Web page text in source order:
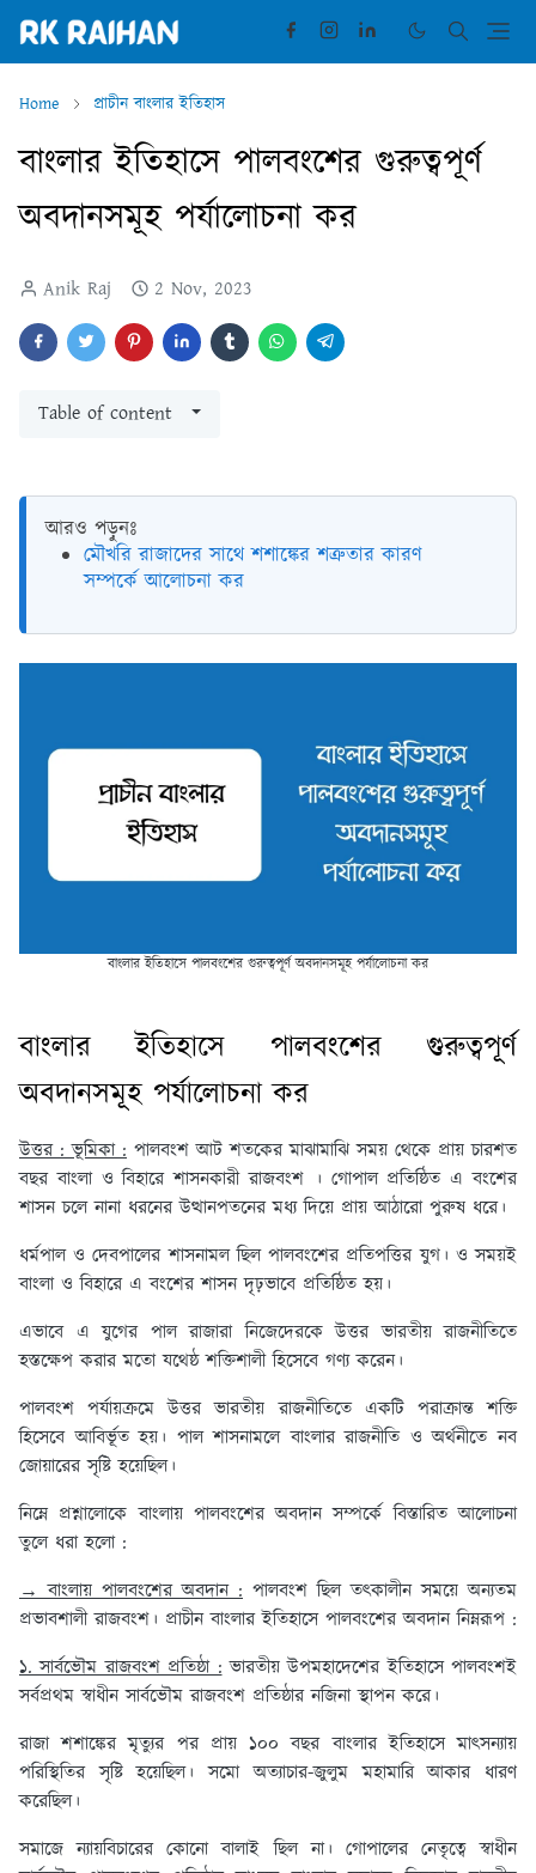
Home প্রাচীন বাংলার ইতিহাস
বাংলার ইতিহাসে পালবংশের গুরুত্বপূর্ণ
অবদানসমূহ পর্যালোচনা কর
Anik Raj 2 Nov, 2023
Table of content
আরও পড়ুনঃ
মৌখরি রাজাদের সাথে শশাঙ্কের শত্রুতার কারণ
সম্পর্কে আলোচনা কর
বাংলার ইতিহাসে পালবংশের গুরুত্বপূর্ণ অবদানসমূহ পর্যালোচনা কর
বাংলার ইতিহাসে পালবংশের গুরুত্বপূর্ণ
অবদানসমূহ পর্যালোচনা কর
উত্তর : ভূমিকা : পালবংশ আট শতকের মাঝামাঝি সময় থেকে প্রায় চারশত
বছর বাংলা ও বিহারে শাসনকারী রাজবংশ । গোপাল প্রতিষ্ঠিত এ বংশের
শাসন চলে নানা ধরনের উত্থানপতনের মধ্য দিয়ে প্রায় আঠারো পুরুষ ধরে।
ধর্মপাল ও দেবপালের শাসনামল ছিল পালবংশের প্রতিপত্তির যুগ। ও সময়ই
বাংলা ও বিহারে এ বংশের শাসন দৃঢ়ভাবে প্রতিষ্ঠিত হয়।
এভাবে এ যুগের পাল রাজারা নিজেদেরকে উত্তর ভারতীয় রাজনীতিতে
হস্তক্ষেপ করার মতো যথেষ্ঠ শক্তিশালী হিসেবে গণ্য করেন।
পালবংশ পর্যায়ক্রমে উত্তর ভারতীয় রাজনীতিতে একটি পরাক্রান্ত শক্তি
হিসেবে আবির্ভূত হয়। পাল শাসনামলে বাংলার রাজনীতি ও অর্থনীতে নব
জোয়ারের সৃষ্টি হয়েছিল।
নিম্নে প্রশ্নালোকে বাংলায় পালবংশের অবদান সম্পর্কে বিস্তারিত আলোচনা
তুলে ধরা হলো :
→ বাংলায় পালবংশের অবদান : পালবংশ ছিল তৎকালীন সময়ে অন্যতম
প্রভাবশালী রাজবংশ। প্রাচীন বাংলার ইতিহাসে পালবংশের অবদান নিম্নরূপ :
১. সার্বভৌম রাজবংশ প্রতিষ্ঠা :ভারতীয় উপমহাদেশের ইতিহাসে পালবংশই
সর্বপ্রথম স্বাধীন সার্বভৌম রাজবংশ প্রতিষ্ঠার নজিনা স্থাপন করে।
রাজা শশাঙ্কের মৃত্যুর পর প্রায় ১০০ বছর বাংলার ইতিহাসে মাৎসন্যায়
পরিস্থিতির সৃষ্টি হয়েছিল। সমাে অত্যাচার-জুলুম মহামারি আকার ধারণ
করেছিল।
সমাজে ন্যায়বিচারের কোনো বালাই ছিল না। গোপালের নেতৃত্বে স্বাধীন